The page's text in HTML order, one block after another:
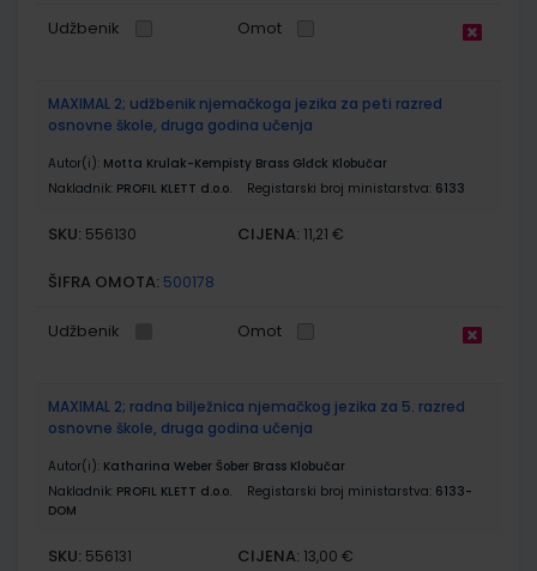
Udžbenik Omot
MAXIMAL 2; udžbenik njemačkoga jezika za peti razred
osnovne škole, druga godina učenja
Autor(i): Motta Krulak-Kempisty Brass Glđck Klobučar
Nakladnik: PROFIL KLETT d.o.o. Registarski broj ministarstva: 6133
SKU: 556130 CIJENA: 11,21 €
ŠIFRA OMOTA: 500178
Udžbenik Omot
MAXIMAL 2; radna bilježnica njemačkog jezika za 5. razred
osnovne škole, druga godina učenja
Autor(i): Katharina Weber Šober Brass Klobučar
Nakladnik: PROFIL KLETT d.o.o. Registarski broj ministarstva: 6133-
DOM
SKU: 556131 CIJENA: 13,00 €